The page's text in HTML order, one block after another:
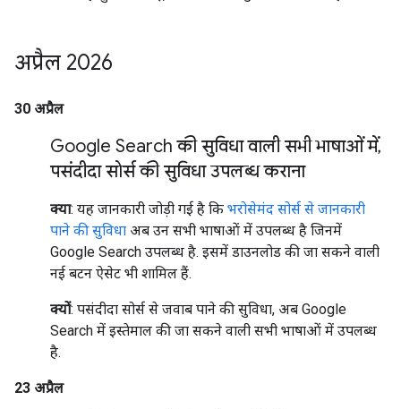
अप्रैल 2026
30 अप्रैल
Google Search की सुविधा वाली सभी भाषाओं में,
पसंदीदा सोर्स की सुविधा उपलब्ध कराना
क्या: यह जानकारी जोड़ी गई है कि भरोसेमंद सोर्स से जानकारी
पाने की सुविधा अब उन सभी भाषाओं में उपलब्ध है जिनमें
Google Search उपलब्ध है. इसमें डाउनलोड की जा सकने वाली
नई बटन ऐसेट भी शामिल हैं.
क्यों: पसंदीदा सोर्स से जवाब पाने की सुविधा, अब Google
Search में इस्तेमाल की जा सकने वाली सभी भाषाओं में उपलब्ध
है.
23 अप्रैल